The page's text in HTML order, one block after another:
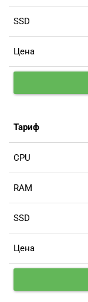
SSD
Цена
Тариф
CPU
RAM
SSD
Цена